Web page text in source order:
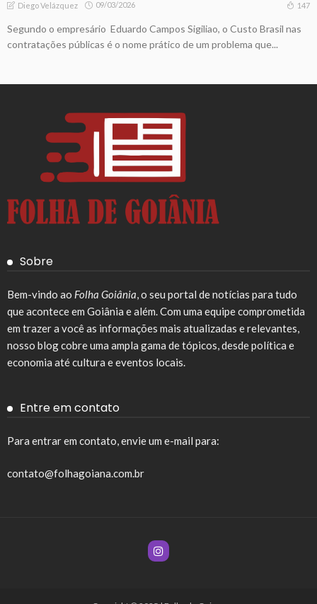
Diego Velázquez 09/03/2026 147
Segundo o empresário Eduardo Campos Sigiliao, o Custo Brasil nas
contratações públicas é o nome prático de um problema que...
Sobre
Bem-vindo ao Folha Goiânia, o seu portal de notícias para tudo
que acontece em Goiânia e além. Com uma equipe comprometida
em trazer a você as informações mais atualizadas e relevantes,
nosso blog cobre uma ampla gama de tópicos, desde política e
economia até cultura e eventos locais.
Entre em contato
Para entrar em contato, envie um e-mail para:
contato@folhagoiana.com.br